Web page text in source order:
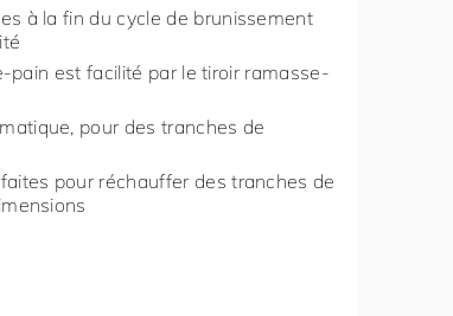
à la fin du cycle de brunissement
pain est facilité par le tiroir ramasse-
pour des tranches de
pour réchauffer des tranches de